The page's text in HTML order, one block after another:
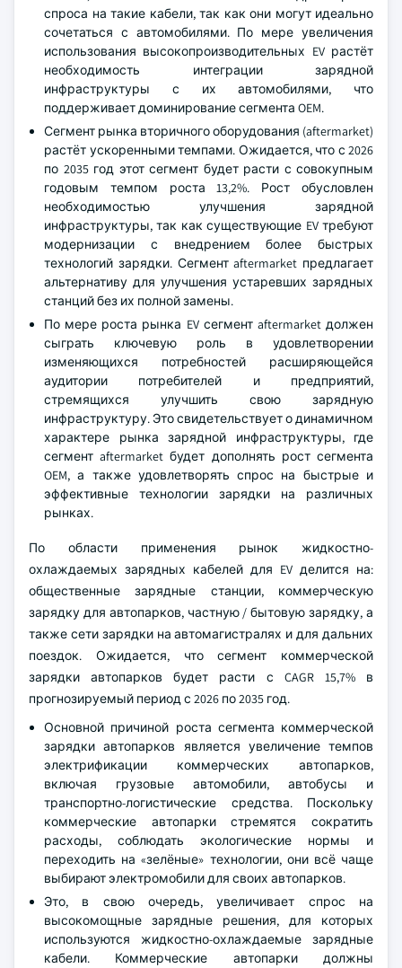
спроса на такие кабели, так как они могут идеально
сочетаться с автомобилями. По мере увеличения
использования высокопроизводительных EV растёт
необходимость интеграции зарядной
инфраструктуры с их автомобилями, что
поддерживает доминирование сегмента OEM.
Сегмент рынка вторичного оборудования (aftermarket)
растёт ускоренными темпами. Ожидается, что с 2026
по 2035 год этот сегмент будет расти с совокупным
годовым темпом роста 13,2%. Рост обусловлен
необходимостью улучшения зарядной
инфраструктуры, так как существующие EV требуют
модернизации с внедрением более быстрых
технологий зарядки. Сегмент aftermarket предлагает
альтернативу для улучшения устаревших зарядных
станций без их полной замены.
По мере роста рынка EV сегмент aftermarket должен
сыграть ключевую роль в удовлетворении
изменяющихся потребностей расширяющейся
аудитории потребителей и предприятий,
стремящихся улучшить свою зарядную
инфраструктуру. Это свидетельствует о динамичном
характере рынка зарядной инфраструктуры, где
сегмент aftermarket будет дополнять рост сегмента
OEM, а также удовлетворять спрос на быстрые и
эффективные технологии зарядки на различных
рынках.
По области применения рынок жидкостно-
охлаждаемых зарядных кабелей для EV делится на:
общественные зарядные станции, коммерческую
зарядку для автопарков, частную / бытовую зарядку, а
также сети зарядки на автомагистралях и для дальних
поездок. Ожидается, что сегмент коммерческой
зарядки автопарков будет расти с CAGR 15,7% в
прогнозируемый период с 2026 по 2035 год.
Основной причиной роста сегмента коммерческой
зарядки автопарков является увеличение темпов
электрификации коммерческих автопарков,
включая грузовые автомобили, автобусы и
транспортно-логистические средства. Поскольку
коммерческие автопарки стремятся сократить
расходы, соблюдать экологические нормы и
переходить на «зелёные» технологии, они всё чаще
выбирают электромобили для своих автопарков.
Это, в свою очередь, увеличивает спрос на
высокомощные зарядные решения, для которых
используются жидкостно-охлаждаемые зарядные
кабели. Коммерческие автопарки должны